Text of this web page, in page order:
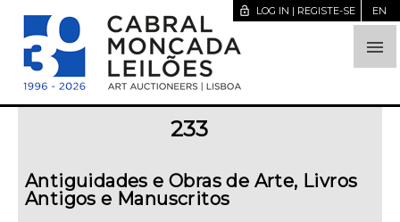

lock_open LOG IN | REGISTE-SE EN
233
Antiguidades e Obras de Arte, Livros
Antigos e Manuscritos